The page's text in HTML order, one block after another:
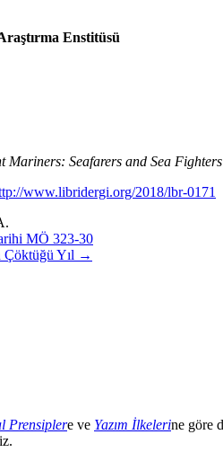
Enstitüsü
Mariners: Seafarers and Sea
www.libridergi.org/2018/lbr-0171
MÖ 323-30
Yıl →
Prensiplere ve Yazım İlkelerine göre